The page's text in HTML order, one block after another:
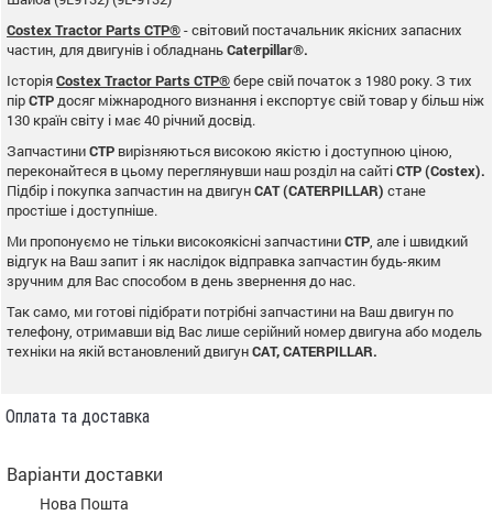
Costex Tractor Parts CTP®- світовий постачальник якісних запасних
частин, для двигунів і обладнаньCaterpillar®.
ІсторіяCostex Tractor Parts CTP®бере свій початок з 1980 року. З тих
пірCTP досяг міжнародного визнання і експортує свій товар у більш ніж
130 країн світу і має 40 річний досвід.
ЗапчастиниCTP вирізняються високою якістю і доступною ціною,
переконайтеся в цьому переглянувши наш розділ на сайтіCTP (Costex).
Підбір і покупка запчастин на двигунCAT (CATERPILLAR) стане
простіше і доступніше.
Ми пропонуємо не тільки високоякісні запчастиниCTP , але і швидкий
відгук на Ваш запит і як наслідок відправка запчастин будь-яким
зручним для Вас способом в день звернення до нас.
Так само, ми готові підібрати потрібні запчастини на Ваш двигун по
телефону, отримавши від Вас лише серійний номер двигуна або модель
техніки на якій встановлений двигунCAT, CATERPILLAR.
Оплата та доставка
Варіанти доставки
Нова Пошта